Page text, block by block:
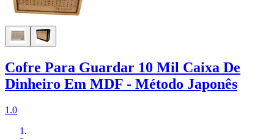
Cofre Para Guardar 10 Mil Caixa De
Dinheiro Em MDF - Método Japonês
1.0